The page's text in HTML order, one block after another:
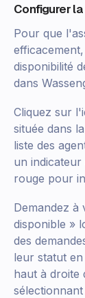
Configurer
Pour que
disponibilité
dans
Cliquez sur
située dans
liste des
un
rouge pour
Demandez à
disponible »
des
leur statut
haut à droite